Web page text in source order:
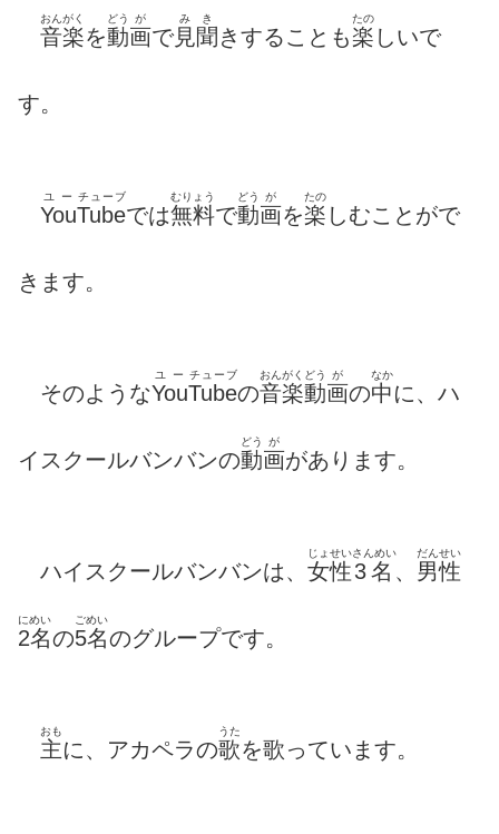
音楽
おんがく
を動
どう
画
が
で見
み
聞
き
きすることも楽
たの
しいで
す。
You
ユー
Tube
チューブ
では無料
むりょう
で動
どう
画
が
を楽
たの
しむことがで
きます。
そのようなYou
ユー
Tube
チューブ
の音楽
おんがく
動
どう
画
が
の中
なか
に、ハ
イスクールバンバンの動
どう
画
が
があります。
ハイスクールバンバンは、 女性
じょせい
3名
さんめい
、 男性
だんせい
2名
にめい
の5名
ごめい
のグループです。
主
おも
に、アカペラの歌
うた
を歌っています。